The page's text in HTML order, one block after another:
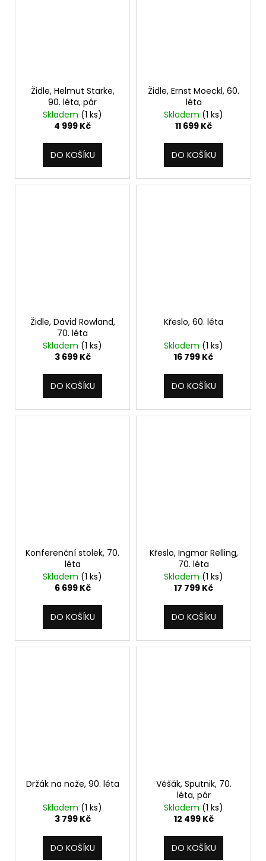
Židle, Helmut Starke,
90. léta, pár
Skladem (1 ks)
4 999 Kč
DO KOŠÍKU
Židle, Ernst Moeckl, 60.
léta
Skladem (1 ks)
11 699 Kč
DO KOŠÍKU
Židle, David Rowland,
70. léta
Skladem (1 ks)
3 699 Kč
DO KOŠÍKU
Křeslo, 60. léta
Skladem (1 ks)
16 799 Kč
DO KOŠÍKU
Konferenční stolek, 70.
léta
Skladem (1 ks)
6 699 Kč
DO KOŠÍKU
Křeslo, Ingmar Relling,
70. léta
Skladem (1 ks)
17 799 Kč
DO KOŠÍKU
Držák na nože, 90. léta
Skladem (1 ks)
3 799 Kč
DO KOŠÍKU
Věšák, Sputnik, 70.
léta, pár
Skladem (1 ks)
12 499 Kč
DO KOŠÍKU